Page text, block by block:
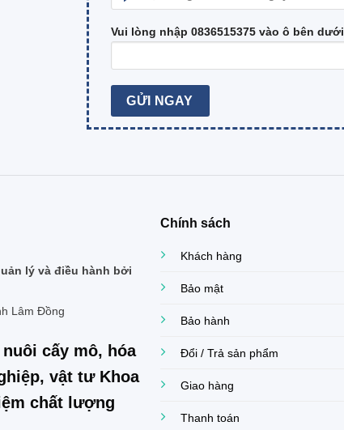
Vui lòng nhập 0836515375 vào ô bên dưới
lý và điều hành bởi
Lâm Đồng
cấy mô, hóa
vật tư Khoa
chất lượng
Chính sách
Khách hàng
Bảo mật
Bảo hành
Đổi / Trả sản phẩm
Giao hàng
Thanh toán